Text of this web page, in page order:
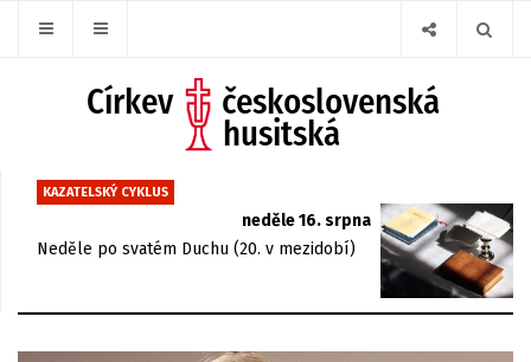
KAZATELSKÝ CYKLUS
neděle 16. srpna
Neděle po svatém Duchu (20. v mezidobí)